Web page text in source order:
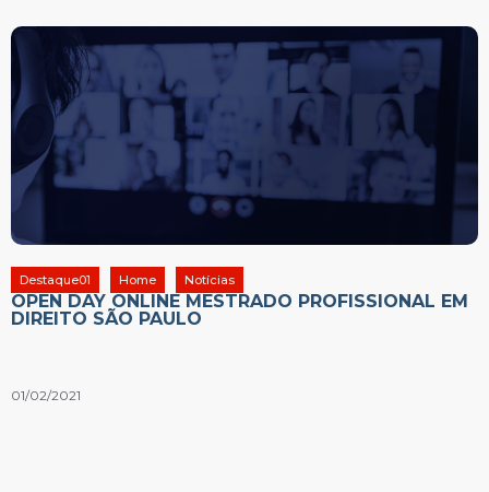
Destaque01 Home Notícias
OPEN DAY ONLINE MESTRADO PROFISSIONAL EM
DIREITO SÃO PAULO
01/02/2021